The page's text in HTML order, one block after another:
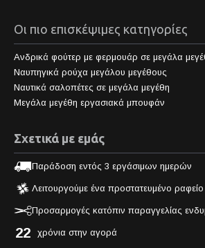
Οι πιο επισκέψιμες κατηγορίες
Ανδρικά φούτερ με φερμουάρ σε μεγάλα
Ναυπηγικά ρούχα μεγάλου μεγέθους
Ναυτικά σαλοπέτες σε μεγάλα μεγέθη
Μεγάλα μεγέθη εργασιακά μπουφάν
Σχετικά με εμάς
Παράδοση εντός 3 εργάσιμων ημερών
Λειτουργούμε ένα προστατευμένο ραφείο
Προσαρμογές κατόπιν παραγγελίας
22 χρόνια στην αγορά